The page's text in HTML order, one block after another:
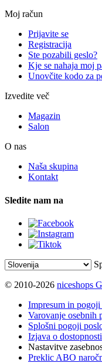
Moj račun
Prijavite se
Registracija
Ste pozabili geslo?
Kje se nahaja moj
Unovčite kodo za
Izvedite več
Magazin
Salon
O nas
Naša skupina
Kontakt
Sledite nam na
© 2010-2026 niceshops
Impresum in pogoji
Varovanje osebnih
Splošni pogoji
Izjava o dostopnosti
Nastavitve
Preklic ABO